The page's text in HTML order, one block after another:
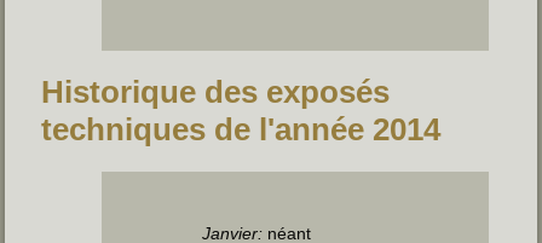
Historique des exposés
techniques de l'année 2014
Janvier: néant